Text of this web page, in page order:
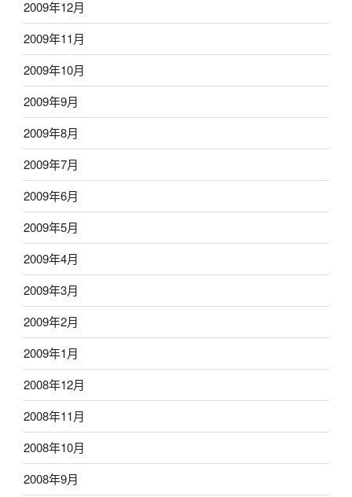
2009年12月
2009年11月
2009年10月
2009年9月
2009年8月
2009年7月
2009年6月
2009年5月
2009年4月
2009年3月
2009年2月
2009年1月
2008年12月
2008年11月
2008年10月
2008年9月